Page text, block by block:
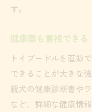
談しやすい
トイプード
決策
初めてのト
いるワケ
す。
健康面も重視でき
トイプードルを直販
できることが大きな
親犬の健康診断書や
など、詳細な健康情